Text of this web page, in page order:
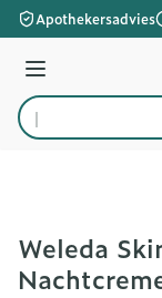
Ga naar de inhoud
Apothekersadvies
Menu
Product, merk,
Weleda